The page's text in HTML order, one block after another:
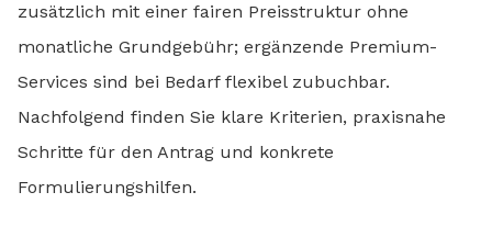
zusätzlich mit einer fairen Preisstruktur ohne
monatliche Grundgebühr; ergänzende Premium-
Services sind bei Bedarf flexibel zubuchbar.
Nachfolgend finden Sie klare Kriterien, praxisnahe
Schritte für den Antrag und konkrete
Formulierungshilfen.